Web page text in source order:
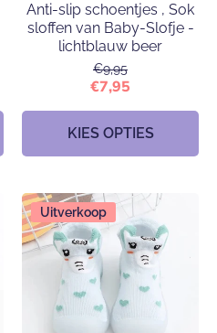
Anti-slip schoentjes , Sok
sloffen van Baby-Slofje -
lichtblauw beer
€9,95
€7,95
KIES OPTIES
Uitverkoop